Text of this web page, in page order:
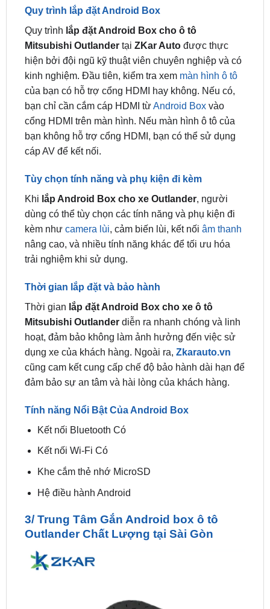
Mitsubishi OutlandertạiZKar Auto
hiện bởi đội ngũ kỹ thuật viên chuyên nghiệp và có
kinh nghiệm. Đầu tiên, kiểm tra xemmàn hình ô tô
của bạn có hỗ trợ cổng HDMI hay không. Nếu có,
bạn chỉ cần cắm cáp HDMI từAndroid Boxvào
cổng HDMI trên màn hình. Nếu màn hình ô tô của
bạn không hỗ trợ cổng HDMI, bạn có thể sử dụng
cáp AV để kết nối.
Tùy chọn tính năng và phụ kiện đi kèm
dùng có thể tùy chọn các tính năng và phụ kiện đi
kèm nhưcamera lùi, cảm biến lùi, kết nối âm thanh
nâng cao, và nhiều tính năng khác để tối ưu hóa
trải nghiệm khi sử dụng.
Thời gian lắp đặt và bảo hành
Mitsubishi Outlanderdiễn ra nhanh chóng và linh
hoạt, đảm bảo không làm ảnh hưởng đến việc sử
dụng xe của khách hàng. Ngoài ra,Zkarauto.vn
cũng cam kết cung cấp chế độ bảo hành dài hạn để
đảm bảo sự an tâm và hài lòng của khách hàng.
Tính năng Nổi Bật Của Android Box
3/ Trung Tâm Gắn Android box ô tô